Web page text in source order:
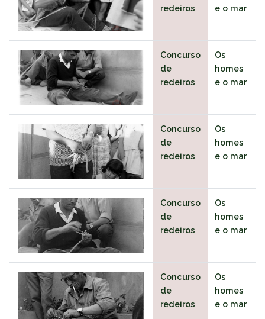
redeiros
e o mar
Concurso
de
redeiros
Os
homes
e o mar
Concurso
de
redeiros
Os
homes
e o mar
Concurso
de
redeiros
Os
homes
e o mar
Concurso
de
redeiros
Os
homes
e o mar